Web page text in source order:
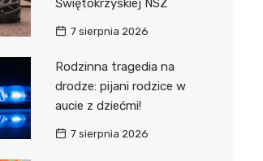
Świętokrzyskiej NSZ
7 sierpnia 2026
Rodzinna tragedia na
drodze: pijani rodzice w
aucie z dziećmi!
7 sierpnia 2026